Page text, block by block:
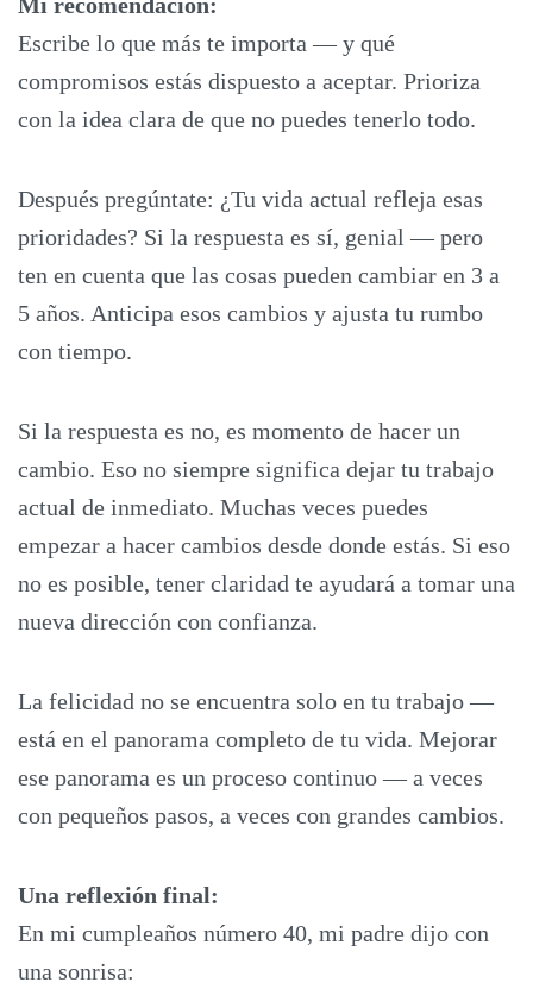
Escribe lo que más te importa — y qué
compromisos estás dispuesto a aceptar. Prioriza
con la idea clara de que no puedes tenerlo todo.
Después pregúntate: ¿Tu vida actual refleja esas
prioridades? Si la respuesta es sí, genial — pero
ten en cuenta que las cosas pueden cambiar en 3 a
5 años. Anticipa esos cambios y ajusta tu rumbo
con tiempo.
Si la respuesta es no, es momento de hacer un
cambio. Eso no siempre significa dejar tu trabajo
actual de inmediato. Muchas veces puedes
empezar a hacer cambios desde donde estás. Si eso
no es posible, tener claridad te ayudará a tomar una
nueva dirección con confianza.
La felicidad no se encuentra solo en tu trabajo —
está en el panorama completo de tu vida. Mejorar
ese panorama es un proceso continuo — a veces
con pequeños pasos, a veces con grandes cambios.
Una reflexión final:
En mi cumpleaños número 40, mi padre dijo con
una sonrisa: